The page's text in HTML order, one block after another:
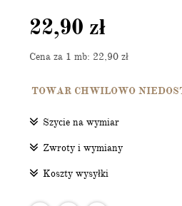
22,90 zł
Cena za 1 mb: 22,90 zł
TOWAR CHWILOWO
Szycie na wymiar
Zwroty i wymiany
Koszty wysyłki